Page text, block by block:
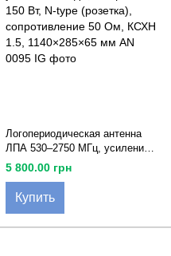
Логопериодическая антенна
ЛПА 530–2750 МГц, усиление
10 дБ, мощность 150 Вт, N-
type (розетка), сопротивление
50 Ом, КСХН 1.5, 1140×285×65
мм
5 800.00 грн
Купить